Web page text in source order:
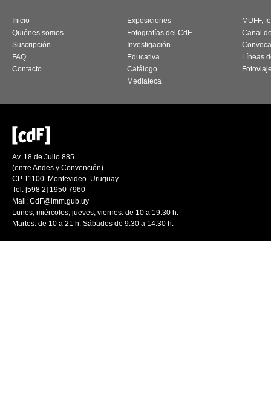
Inicio
Quiénes somos
Suscripción
FAQ
Contacto
Exposiciones
Fotografías del CdF
Investigación
Educativa
Catálogo
Mediateca
MUFF,
Canal
Líneas
Av. 18 de Julio 885
(entre Andes y Convención)
CP 11100. Montevideo. Uruguay
Tel: [598 2] 1950 7960
Mail: CdF@imm.gub.uy
Lunes, miércoles, jueves, viernes: de 10 a 19.30 h.
Martes: de 10 a 21 h. Sábados de 9.30 a 14.30 h.